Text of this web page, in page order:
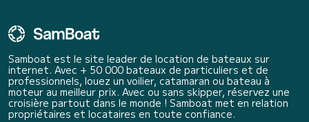
Samboat est le site leader de location de bateaux sur
internet. Avec + 50 000 bateaux de particuliers et de
professionnels, louez un voilier, catamaran ou bateau à
moteur au meilleur prix. Avec ou sans skipper, réservez une
croisière partout dans le monde ! Samboat met en relation
propriétaires et locataires en toute confiance.